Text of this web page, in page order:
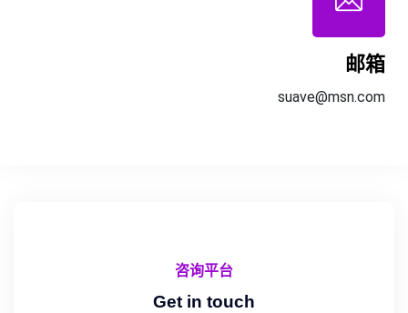
邮箱
suave@msn.com
咨询平台
Get in touch